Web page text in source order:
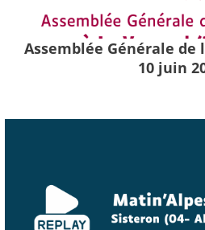
Assemblée Générale de
10 juin